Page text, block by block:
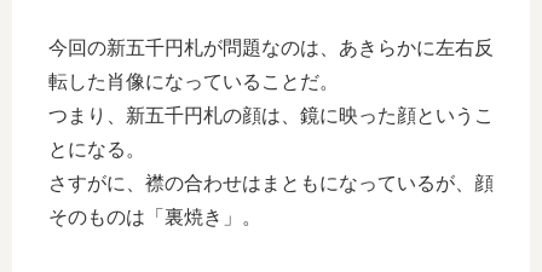
今回の新五千円札が問題なのは、あきらかに左右反
転した肖像になっていることだ。
つまり、新五千円札の顔は、鏡に映った顔というこ
とになる。
さすがに、襟の合わせはまともになっているが、顔
そのものは「裏焼き」。